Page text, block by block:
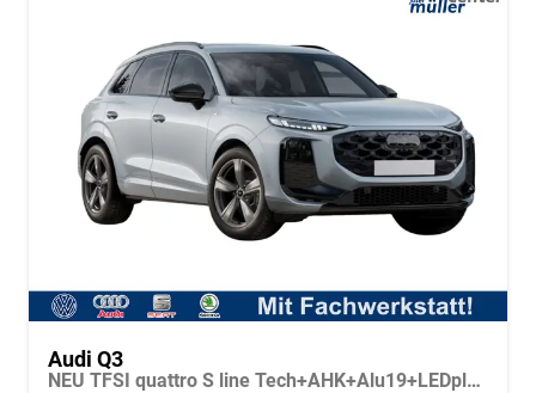
Audi Q3
NEU TFSI quattro S line Tech+AHK+Alu19+LEDplus+KlimaPlus+ExtSchwarz